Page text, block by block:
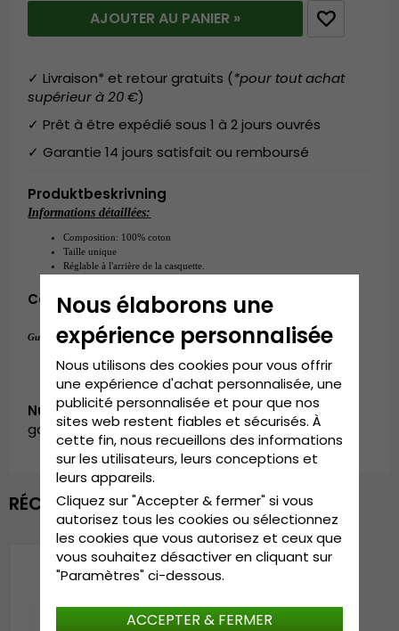
AJOUTER AU PANIER »
✓ Livraison* et retour gratuits (*pour tout achat
supérieur à 20 €)
✓ Prêt à être expédié sous 1 à 2 jours ouvrés
✓ Garantie 14 jours satisfait ou remboursé
Produktbeskrivning
Informations détaillées:
Composition: 100% coton
Taille unique
Réglable à l'arrière de la casquette.
Composition:100% coton
Guide des tailles: Taille unique.
Numéro d’article:
garda.bc-03.white
RÉCEMMENT VU
Nous élaborons une
expérience personnalisée
Nous utilisons des cookies pour vous offrir
une expérience d'achat personnalisée, une
publicité personnalisée et pour que nos
sites web restent fiables et sécurisés. À
cette fin, nous recueillons des informations
sur les utilisateurs, leurs conceptions et
leurs appareils.
Cliquez sur "Accepter & fermer" si vous
autorisez tous les cookies ou sélectionnez
les cookies que vous autorisez et ceux que
vous souhaitez désactiver en cliquant sur
"Paramètres" ci-dessous.
ACCEPTER & FERMER